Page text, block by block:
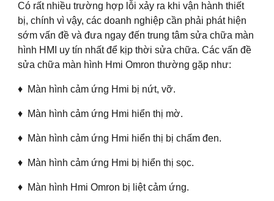
Có rất nhiều trường hợp lỗi xảy ra khi vận hành thiết
bị, chính vì vậy, các doanh nghiệp cần phải phát hiện
sớm vấn đề và đưa ngay đến trung tâm sửa chữa màn
hình HMI uy tín nhất để kịp thời sửa chữa. Các vấn đề
sửa chữa màn hình Hmi Omron thường gặp như:
♦ Màn hình cảm ứng Hmi bị nứt, vỡ.
♦ Màn hình cảm ứng Hmi hiển thị mờ.
♦ Màn hình cảm ứng Hmi hiển thị bị chấm đen.
♦ Màn hình cảm ứng Hmi bị hiển thị sọc.
♦ Màn hình Hmi Omron bị liệt cảm ứng.